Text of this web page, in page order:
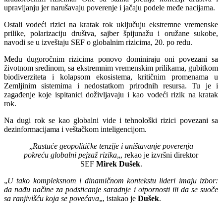
upravljanju jer narušavaju poverenje i jačaju podele međe nacijama.
Ostali vodeći rizici na kratak rok uključuju ekstremne vremenske
prilike, polarizaciju društva, sajber špijunažu i oružane sukobe,
navodi se u izveštaju SEF o globalnim rizicima, 20. po redu.
Među dugoročnim rizicima ponovo dominiraju oni povezani sa
životnom sredinom, sa ekstremnim vremenskim prilikama, gubitkom
biodiverziteta i kolapsom ekosistema, kritičnim promenama u
Zemljinim sistemima i nedostatkom prirodnih resursa. Tu je i
zagađenje koje ispitanici doživljavaju i kao vodeći rizik na kratak
rok.
Na dugi rok se kao globalni vide i tehnološki rizici povezani sa
dezinformacijama i veštačkom inteligencijom.
„Rastuće geopolitičke tenzije i uništavanje poverenja
pokreću globalni pejzaž rizika„, rekao je izvršni direktor
SEF Mirek Dušek.
„U tako kompleksnom i dinamičnom kontekstu lideri imaju izbor:
da nađu načine za podsticanje saradnje i otpornosti ili da se suoče
sa ranjivišću koja se povećava„, istakao je Dušek.